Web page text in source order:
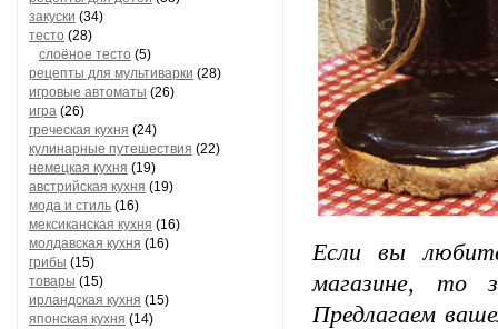
закуски (34)
тесто (28)
слоёное тесто (5)
рецепты для мультиварки (28)
игровые автоматы (26)
игра (26)
греческая кухня (24)
кулинарные путешествия (22)
немецкая кухня (19)
австрийская кухня (19)
мода и стиль (16)
мексиканская кухня (16)
молдавская кухня (16)
грибы (15)
товары (15)
ирландская кухня (15)
японская кухня (14)
Если вы
магазине, то
Предлагаем